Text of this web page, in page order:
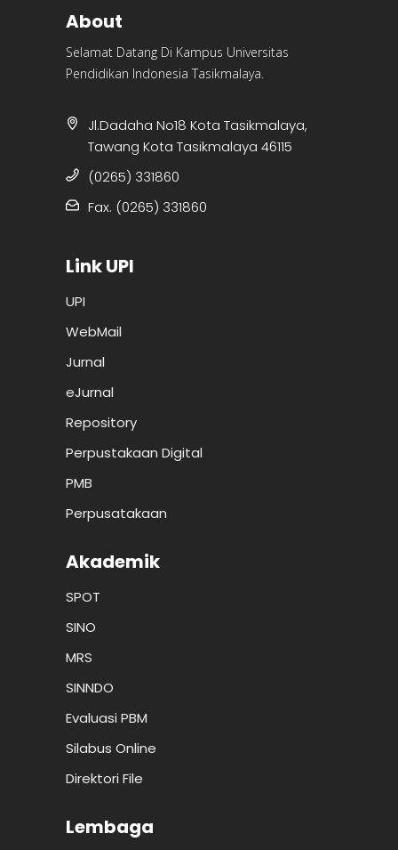
About
Selamat Datang Di Kampus Universitas
Pendidikan Indonesia Tasikmalaya.
Jl.Dadaha No18 Kota Tasikmalaya,
Tawang Kota Tasikmalaya 46115
(0265) 331860
Fax. (0265) 331860
Link UPI
UPI
WebMail
Jurnal
eJurnal
Repository
Perpustakaan Digital
PMB
Perpusatakaan
Akademik
SPOT
SINO
MRS
SINNDO
Evaluasi PBM
Silabus Online
Direktori File
Lembaga